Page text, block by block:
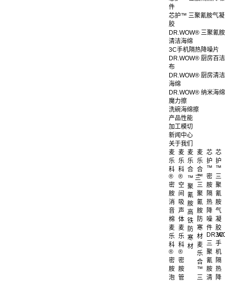
件
芯护™ 三聚氰胺气凝
胶
DR.WOW® 三聚氰胺
清洁海绵
3C手机隔热降噪片
DR.WOW® 厨房百洁
布
DR.WOW® 厨房清洁
海绵
DR.WOW® 纳米海绵
魔力擦
洗碗海绵擦
产品性能
加工模切
新闻中心
关于我们
麦
乐
科
®
密
胺
消
音
棉
麦
乐
科
®
空
间
吸
声
体
麦
乐
科
®
密
胺
泡
麦
乐
科
®
密
胺
管
麦
乐
合
™ 三
聚
氰
胺
高
铁
防
寒
材
麦
乐
合
™
三
聚
氰
胺
防
寒
材
麦
乐
合
™
三
芯
护
™
密
胺
隔
热
降
噪
件
芯
护
™
三
聚
氰
胺
气
凝
胶
三
聚
氰
胺
清
3C
手
机
隔
热
降